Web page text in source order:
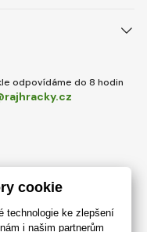
odpovídáme do 8 hodin